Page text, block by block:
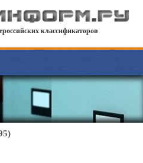
классификаторов